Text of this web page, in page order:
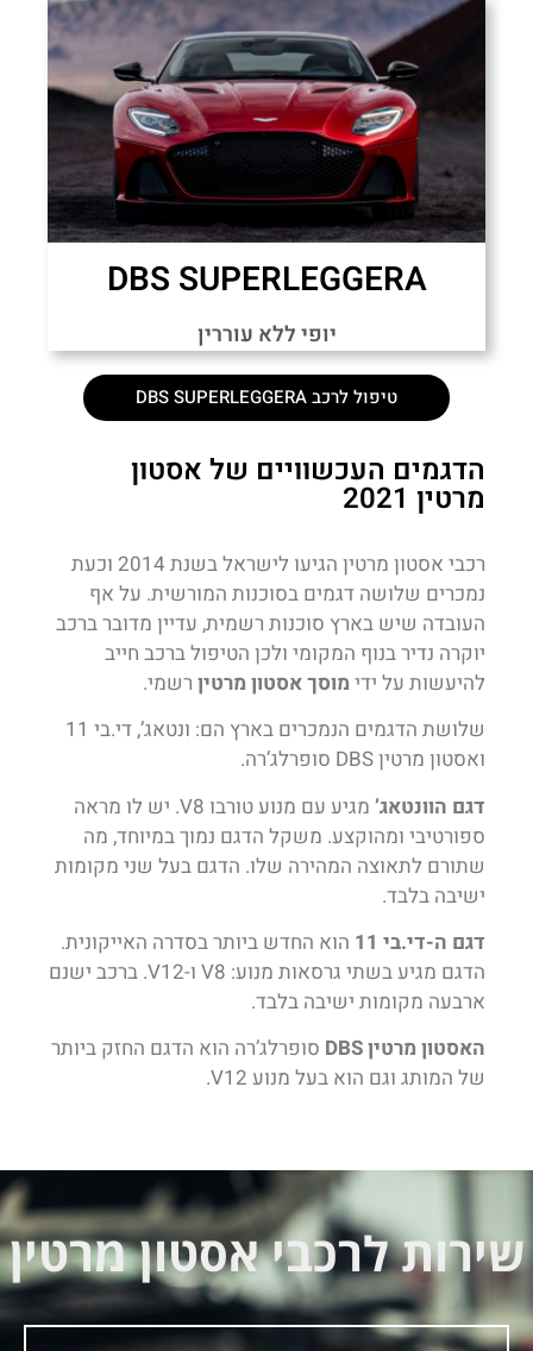
DBS SUPERLEGGERA
יופי ללא עוררין
טיפול לרכב DBS SUPERLEGGERA
הדגמים העכשוויים של אסטון
מרטין 2021
רכבי אסטון מרטין הגיעו לישראל בשנת 2014 וכעת
נמכרים שלושה דגמים בסוכנות המורשית. על אף
העובדה שיש בארץ סוכנות רשמית, עדיין מדובר ברכב
יוקרה נדיר בנוף המקומי ולכן הטיפול ברכב חייב
להיעשות על ידי מוסך אסטון מרטין רשמי.
שלושת הדגמים הנמכרים בארץ הם: ונטאג’, די.בי 11
ואסטון מרטין DBS סופרלג’רה.
דגם הוונטאג’
מגיע עם מנוע טורבו V8. יש לו מראה
ספורטיבי ומהוקצע. משקל הדגם נמוך במיוחד, מה
שתורם לתאוצה המהירה שלו. הדגם בעל שני מקומות
ישיבה בלבד.
דגם ה-די.בי 11
הוא החדש ביותר בסדרה האייקונית.
הדגם מגיע בשתי גרסאות מנוע: V8 ו-V12. ברכב ישנם
ארבעה מקומות ישיבה בלבד.
האסטון מרטין DBS
סופרלג’רה הוא הדגם החזק ביותר
של המותג וגם הוא בעל מנוע V12.
שירות לרכבי אסטון מרטין​